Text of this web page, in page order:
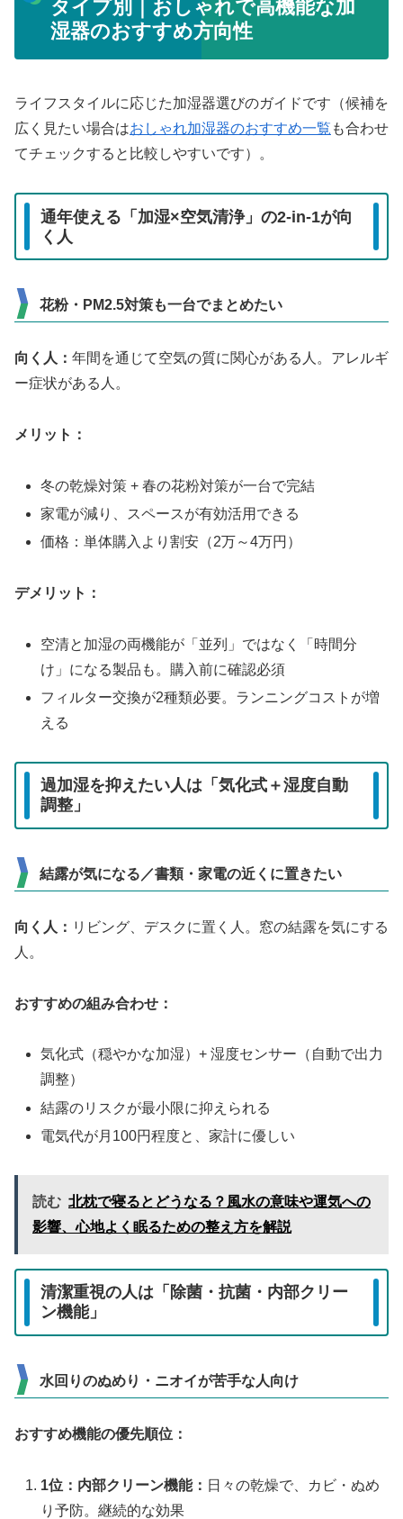
タイプ別｜おしゃれで高機能な加
湿器のおすすめ方向性
ライフスタイルに応じた加湿器選びのガイドです（候補を
広く見たい場合はおしゃれ加湿器のおすすめ一覧 も合わせ
てチェックすると比較しやすいです）。
通年使える「加湿×空気清浄」の2-in-1が向
く人
花粉・PM2.5対策も一台でまとめたい
向く人： 年間を通じて空気の質に関心がある人。アレルギ
ー症状がある人。
メリット：
冬の乾燥対策 + 春の花粉対策が一台で完結
家電が減り、スペースが有効活用できる
価格：単体購入より割安（2万～4万円）
デメリット：
空清と加湿の両機能が「並列」ではなく「時間分
け」になる製品も。購入前に確認必須
フィルター交換が2種類必要。ランニングコストが増
える
過加湿を抑えたい人は「気化式＋湿度自動
調整」
結露が気になる／書類・家電の近くに置きたい
向く人： リビング、デスクに置く人。窓の結露を気にする
人。
おすすめの組み合わせ：
気化式（穏やかな加湿）+ 湿度センサー（自動で出力
調整）
結露のリスクが最小限に抑えられる
電気代が月100円程度と、家計に優しい
読む 北枕で寝るとどうなる？風水の意味や運気への
影響、心地よく眠るための整え方を解説
清潔重視の人は「除菌・抗菌・内部クリー
ン機能」
水回りのぬめり・ニオイが苦手な人向け
おすすめ機能の優先順位：
1位：内部クリーン機能： 日々の乾燥で、カビ・ぬめ
り予防。継続的な効果